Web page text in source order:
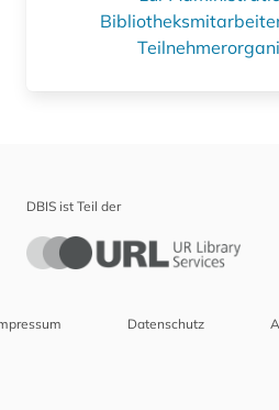
DBIS ist Teil der
Datenschutz